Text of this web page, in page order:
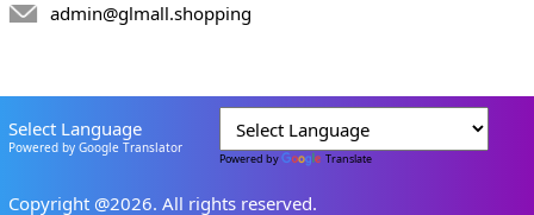
admin@glmall.shopping
Select Language
Powered by Google Translator
Powered by Translate
Copyright @2026. All rights reserved.